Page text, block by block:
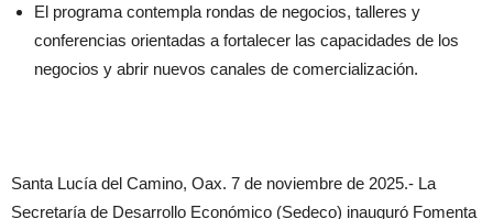
El programa contempla rondas de negocios, talleres y
conferencias orientadas a fortalecer las capacidades de los
negocios y abrir nuevos canales de comercialización.
Santa Lucía del Camino, Oax. 7 de noviembre de 2025.- La
Secretaría de Desarrollo Económico (Sedeco) inauguró Fomenta